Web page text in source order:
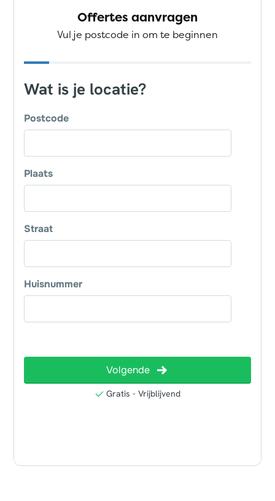
Offertes aanvragen
Vul je postcode in om te beginnen